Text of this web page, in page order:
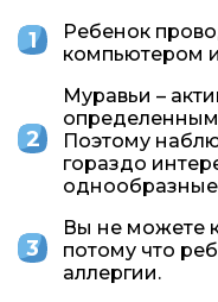
Ребенок
компьютером
Муравьи –
Поэтому
гораздо
однообразные
Вы не можете
потому что
аллергии.